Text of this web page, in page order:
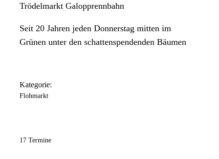
Trödelmarkt Galopprennbahn
Seit 20 Jahren jeden Donnerstag mitten im
Grünen unter den schattenspendenden Bäumen
Kategorie:
Flohmarkt
17 Termine